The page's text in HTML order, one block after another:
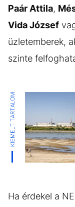
Paár Attila,
Vida József
üzletemberek,
szinte
KIEMELT TARTALOM
Ha érdekel a